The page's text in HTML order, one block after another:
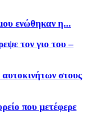
ενώθηκαν η...
τον γιο του –
στους
που μετέφερε